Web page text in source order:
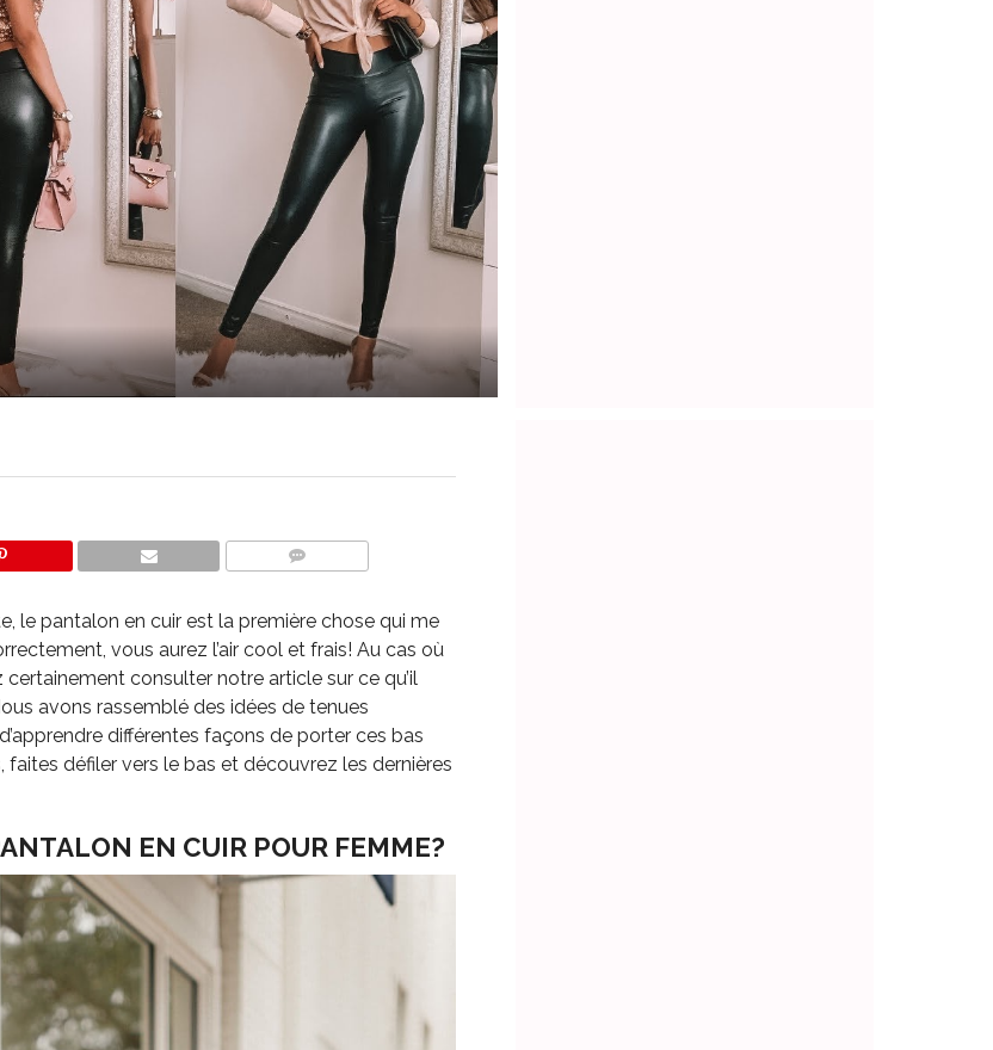
le pantalon en cuir est la première chose qui me
vous aurez l’air cool et frais! Au cas où
consulter notre article sur ce qu’il
avons rassemblé des idées de tenues
différentes façons de porter ces bas
défiler vers le bas et découvrez les dernières
EN CUIR POUR FEMME?